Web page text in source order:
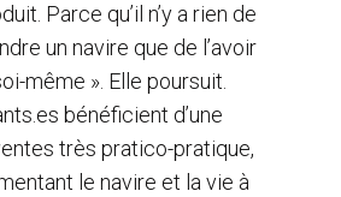
Parce qu’il n’y a rien de
un navire que de l’avoir
même ». Elle poursuit.
bénéficient d’une
très pratico-pratique,
le navire et la vie à